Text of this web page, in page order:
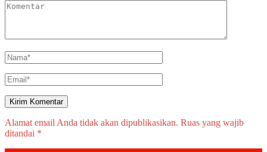
Alamat email Anda tidak akan dipublikasikan. Ruas yang wajib
ditandai *